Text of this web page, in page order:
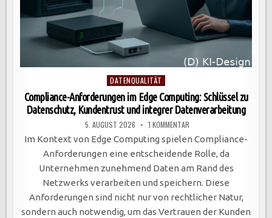
Posted
in
DATENQUALITÄT
Compliance-Anforderungen im Edge Computing: Schlüssel zu
Datenschutz, Kundentrust und integrer Datenverarbeitung
5. AUGUST 2026 1 KOMMENTARZU
COMPLIANCE-
ANFORDERUNGEN
IM
EDGE
COMPUTING:
SCHLÜSSEL
ZU
DATENSCHUTZ,
KUNDENTRUST
UND
INTEGRER
DATENVERARBEITUNG
Im Kontext von Edge Computing spielen Compliance-
Anforderungen eine entscheidende Rolle, da
Unternehmen zunehmend Daten am Rand des
Netzwerks verarbeiten und speichern. Diese
Anforderungen sind nicht nur von rechtlicher Natur,
sondern auch notwendig, um das Vertrauen der Kunden